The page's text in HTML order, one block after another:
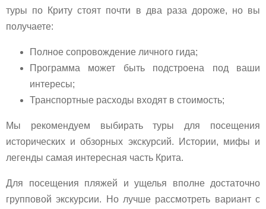
туры по Криту стоят почти в два раза дороже, но вы
получаете:
Полное сопровождение личного гида;
Программа может быть подстроена под ваши
интересы;
Транспортные расходы входят в стоимость;
Мы рекомендуем выбирать туры для посещения
исторических и обзорных экскурсий. Истории, мифы и
легенды самая интересная часть Крита.
Для посещения пляжей и ущелья вполне достаточно
групповой экскурсии. Но лучше рассмотреть вариант с